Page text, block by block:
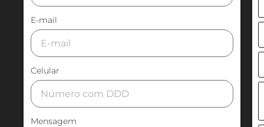
E-mail
Celular
Mensagem